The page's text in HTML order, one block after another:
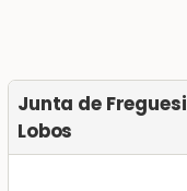
Junta de
Lobos